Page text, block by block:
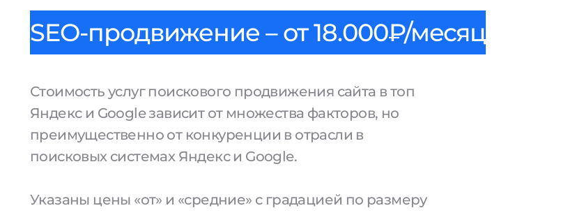
SEO-продвижение – от 18.000₽/месяц
Стоимость услуг поискового продвижения сайта в топ
Яндекс и Google зависит от множества факторов, но
преимущественно от конкуренции в отрасли в
поисковых системах Яндекс и Google.
Указаны цены «от» и «средние» с градацией по размеру